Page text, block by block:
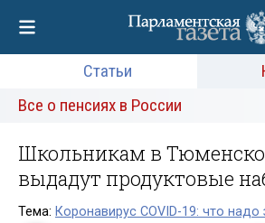
Статьи
Все о пенсиях в России
Школьникам в
выдадут продуктовые
Тема: Коронавирус COVID-19: что надо